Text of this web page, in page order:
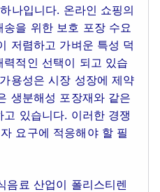
나입니다. 온라인 쇼핑의
을 위한 보호 포장 수요
저렴하고 가벼운 특성 덕
적인 선택이 되고 있습
용성은 시장 성장에 제약
생분해성 포장재와 같은
있습니다. 이러한 경쟁
요구에 적응해야 할 필
음료 산업이 폴리스티렌